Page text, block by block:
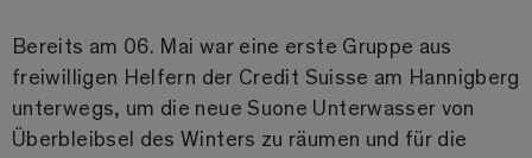
Bereits am 06. Mai war eine erste Gruppe aus
freiwilligen Helfern der Credit Suisse am Hannigberg
unterwegs, um die neue Suone Unterwasser von
Überbleibsel des Winters zu räumen und für die